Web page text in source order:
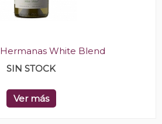
White Blend
SIN STOCK
Ver más